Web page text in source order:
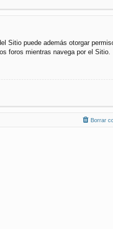
Sitio puede además otorgar
foros mientras navega por el Sitio.
Borrar